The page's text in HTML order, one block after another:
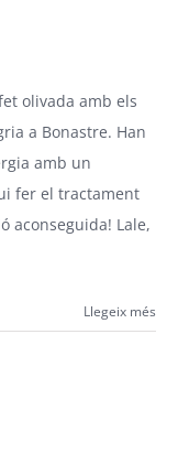
olivada amb els
a Bonastre. Han
amb un
fer el tractament
aconseguida! Lale,
Llegeix més